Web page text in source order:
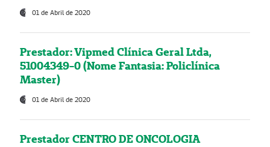
01 de Abril de 2020
Prestador: Vipmed Clínica Geral Ltda,
51004349-0 (Nome Fantasia: Policlínica
Master)
01 de Abril de 2020
Prestador CENTRO DE ONCOLOGIA